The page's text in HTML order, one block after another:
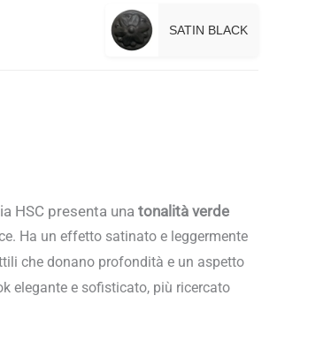
SATIN BLACK
HSC presenta unatonalità verde
Ha un effetto satinato e leggermente
che donano profondità e un aspetto
elegante e sofisticato, più ricercato